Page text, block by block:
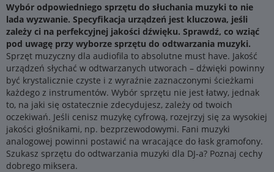
Wybór odpowiedniego sprzętu do słuchania muzyki to nie
lada wyzwanie. Specyfikacja urządzeń jest kluczowa, jeśli
zależy ci na perfekcyjnej jakości dźwięku. Sprawdź, co wziąć
pod uwagę przy wyborze sprzętu do odtwarzania muzyki.
Sprzęt muzyczny dla audiofila to absolutne must have. Jakość
urządzeń słychać w odtwarzanych utworach – dźwięki powinny
być krystalicznie czyste i z wyraźnie zaznaczonymi ścieżkami
każdego z instrumentów. Wybór sprzętu nie jest łatwy, jednak
to, na jaki się ostatecznie zdecydujesz, zależy od twoich
oczekiwań. Jeśli cenisz muzykę cyfrową, rozejrzyj się za wysokiej
jakości głośnikami, np. bezprzewodowymi. Fani muzyki
analogowej powinni postawić na wracające do łask gramofony.
Szukasz sprzętu do odtwarzania muzyki dla DJ-a? Poznaj cechy
dobrego miksera.